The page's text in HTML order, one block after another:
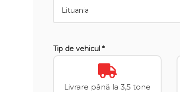
Tip de vehicul *
Livrare până la 3,5 tone